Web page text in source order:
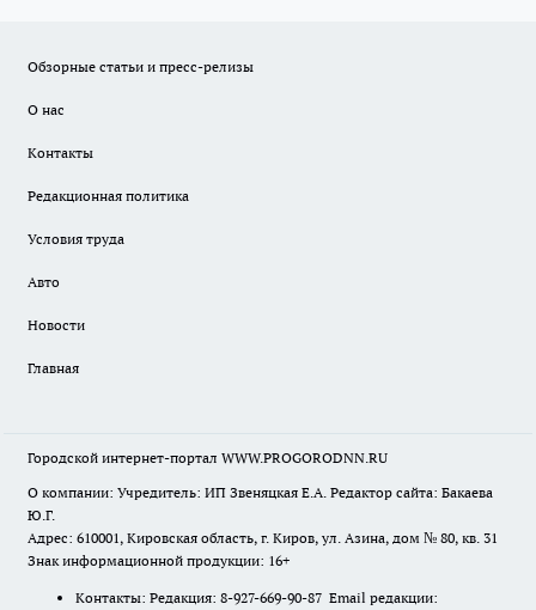
Обзорные статьи и пресс-релизы
О нас
Контакты
Редакционная политика
Условия труда
Авто
Новости
Главная
Городской интернет-портал WWW.PROGORODNN.RU
О компании: Учредитель: ИП Звеняцкая Е.А. Редактор сайта: Бакаева
Ю.Г.
Адрес: 610001, Кировская область, г. Киров, ул. Азина, дом № 80, кв. 31
Знак информационной продукции: 16+
Контакты: Редакция: 8-927-669-90-87 Email редакции: